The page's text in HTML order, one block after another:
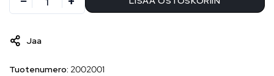
Jaa
Tuotenumero: 2002001